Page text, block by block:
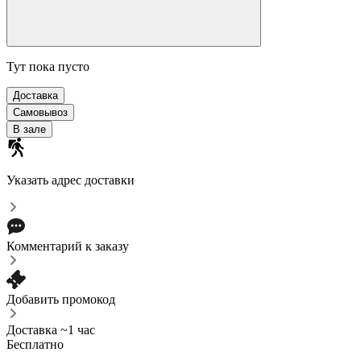
Тут пока пусто
Доставка
Самовывоз
В зале
Указать адрес доставки
Комментарий к заказу
Добавить промокод
Доставка ~1 час
Бесплатно